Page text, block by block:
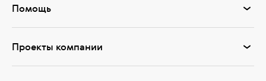
Помощь
Проекты компании